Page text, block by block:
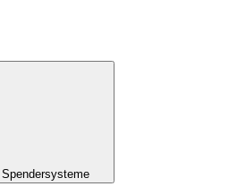
Spendersysteme